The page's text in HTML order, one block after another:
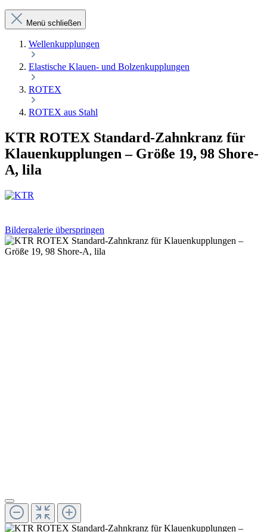
Menü schließen
Wellenkupplungen
Elastische Klauen- und Bolzenkupplungen
ROTEX
ROTEX aus Stahl
KTR ROTEX Standard-Zahnkranz für
Klauenkupplungen – Größe 19, 98 Shore-
A, lila
Bildergalerie überspringen